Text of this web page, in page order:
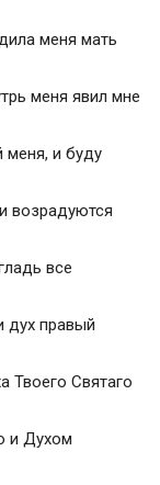
меня мать
меня явил мне
меня, и буду
возрадуются
все
дух правый
Твоего Святаго
и Духом